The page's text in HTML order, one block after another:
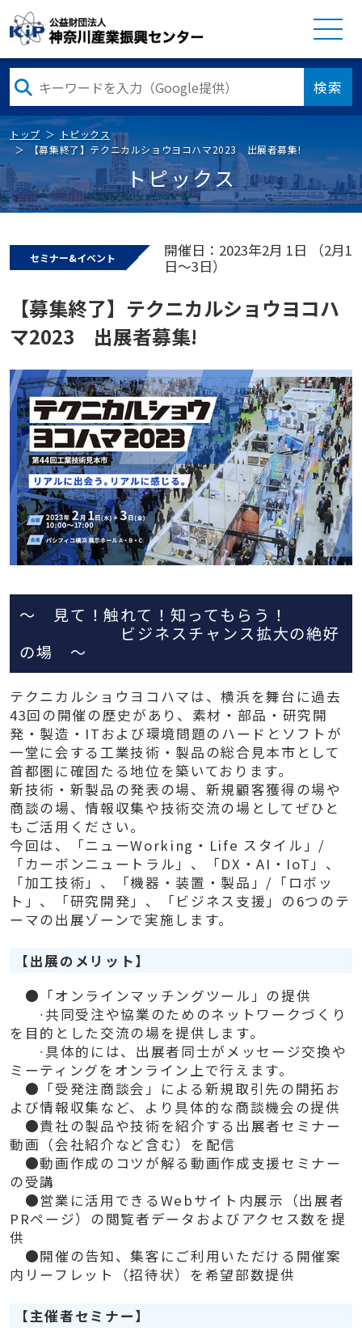
検索
トップ
トピックス
【募集終了】テクニカルショウヨコハマ2023 出展者募集!
トピックス
セミナー&イベント
開催日：2023年2月 1日 （2月1
日～3日）
【募集終了】テクニカルショウヨコハ
マ2023 出展者募集!
～ 見て！触れて！知ってもらう！
ビジネスチャンス拡大の絶好
の場 ～
テクニカルショウヨコハマは、横浜を舞台に過去
43回の開催の歴史があり、素材・部品・研究開
発・製造・ITおよび環境問題のハードとソフトが
⼀堂に会する⼯業技術・製品の総合⾒本市として
⾸都圏に確固たる地位を築いております。
新技術・新製品の発表の場、新規顧客獲得の場や
商談の場、情報収集や技術交流の場としてぜひと
もご活⽤ください。
今回は、「ニューWorking・Life スタイル」/
「カーボンニュートラル」、「DX・AI・IoT」、
「加⼯技術」、「機器・装置・製品」/「ロボッ
ト」、「研究開発」、「ビジネス⽀援」の6つのテ
ーマの出展ゾーンで実施します。
【出展のメリット】
●「オンラインマッチングツール」の提供
∙共同受注や協業のためのネットワークづくり
を目的とした交流の場を提供します。
∙具体的には、出展者同士がメッセージ交換や
ミーティングをオンライン上で行えます。
●「受発注商談会」による新規取引先の開拓お
よび情報収集など、より具体的な商談機会の提供
●貴社の製品や技術を紹介する出展者セミナー
動画（会社紹介など含む）を配信
●動画作成のコツが解る動画作成支援セミナー
の受講
●営業に活用できるWebサイト内展示（出展者
PRページ）の閲覧者データおよびアクセス数を提
供
●開催の告知、集客にご利用いただける開催案
内リーフレット（招待状）を希望部数提供
【主催者セミナー】